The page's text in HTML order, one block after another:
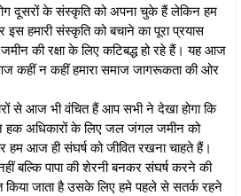
दूसरों के संस्कृति को अपना चुके हैं लेकिन हम
हमारी संस्कृति को बचाने का पूरा प्रयास
की रक्षा के लिए कटिबद्ध हो रहे हैं। यह आज
आज कहीं न कहीं हमारा समाज जागरूकता की ओर
से आज भी वंचित हैं आप सभी ने देखा होगा कि
हक अधिकारों के लिए जल जंगल जमीन को
हम आज ही संघर्ष को जीवित रखना चाहते हैं।
बल्कि पापा की शेरनी बनकर संघर्ष करने की
किया जाता है उसके लिए हमे पहले से सतर्क रहने